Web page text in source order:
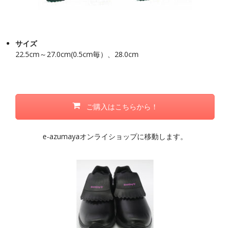
サイズ
22.5cm～27.0cm(0.5cm毎）、28.0cm
ご購入はこちらから！
e-azumayaオンライショップに移動します。